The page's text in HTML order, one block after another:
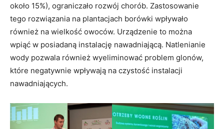
około 15%), ograniczało rozwój chorób. Zastosowanie
tego rozwiązania na plantacjach borówki wpływało
również na wielkość owoców. Urządzenie to można
wpiąć w posiadaną instalację nawadniającą. Natlenianie
wody pozwala również wyeliminować problem glonów,
które negatywnie wpływają na czystość instalacji
nawadniających.